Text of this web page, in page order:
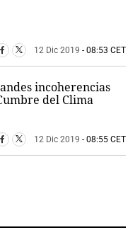
12 Dic 2019 - 08:53 CET
incoherencias
del Clima
12 Dic 2019 - 08:55 CET